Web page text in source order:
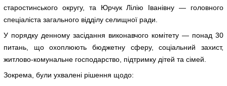
старостинського округу, та Юрчук Лілію Іванівну — головного
спеціаліста загального відділу селищної ради.
У порядку денному засідання виконавчого комітету — понад 30
питань, що охоплюють бюджетну сферу, соціальний захист,
житлово-комунальне господарство, підтримку дітей та сімей.
Зокрема, були ухвалені рішення щодо: